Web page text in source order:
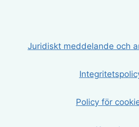
Juridiskt meddelande och
Policy för